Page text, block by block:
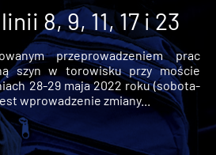
8, 9, 11, 17 i 23
przeprowadzeniem prac
szyn w torowisku przy moście
28-29 maja 2022 roku (sobota-
wprowadzenie zmiany...